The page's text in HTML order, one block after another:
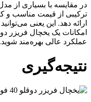
در مقایسه با بسیاری از
ترکیبی از قیمت مناسب و
ارائه دهد. این یعنی
امکانات یک یخچال فریزر
عملکرد عالی بهره‌مند شوید.
نتیجه‌گیری